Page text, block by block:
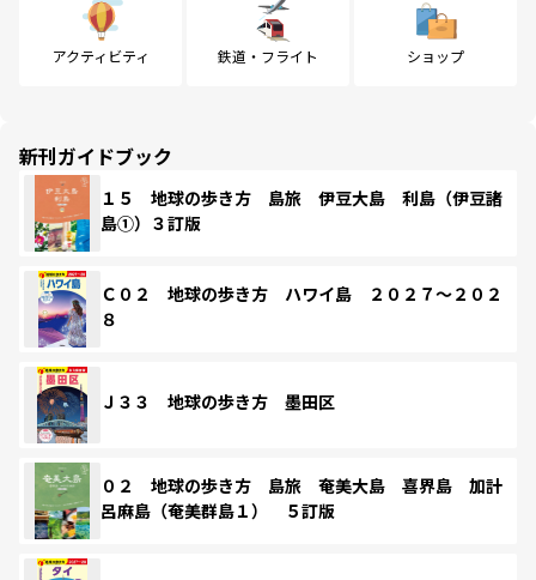
アクティビティ 鉄道・フライト ショップ
新刊ガイドブック
１５ 地球の歩き方 島旅 伊豆大島 利島（伊豆諸
島①）３訂版
Ｃ０２ 地球の歩き方 ハワイ島 ２０２７～２０２
８
Ｊ３３ 地球の歩き方 墨田区
０２ 地球の歩き方 島旅 奄美大島 喜界島 加計
呂麻島（奄美群島１） ５訂版